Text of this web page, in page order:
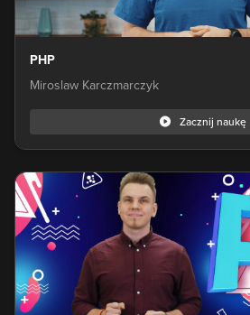
PHP
Miroslaw Karczmarczyk
Zacznij naukę